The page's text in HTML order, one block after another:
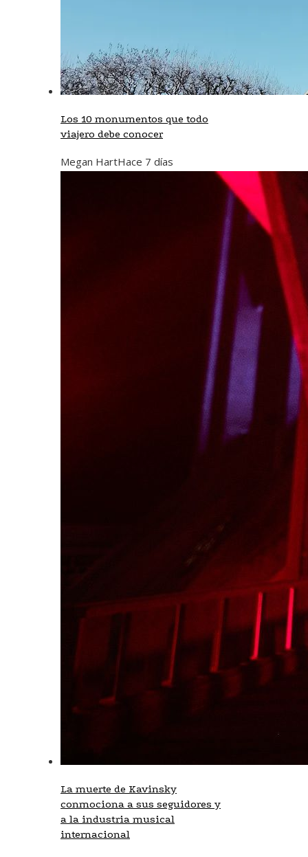
Los 10 monumentos que todo
viajero debe conocer
Megan HartHace 7 días
La muerte de Kavinsky
conmociona a sus seguidores y
a la industria musical
internacional